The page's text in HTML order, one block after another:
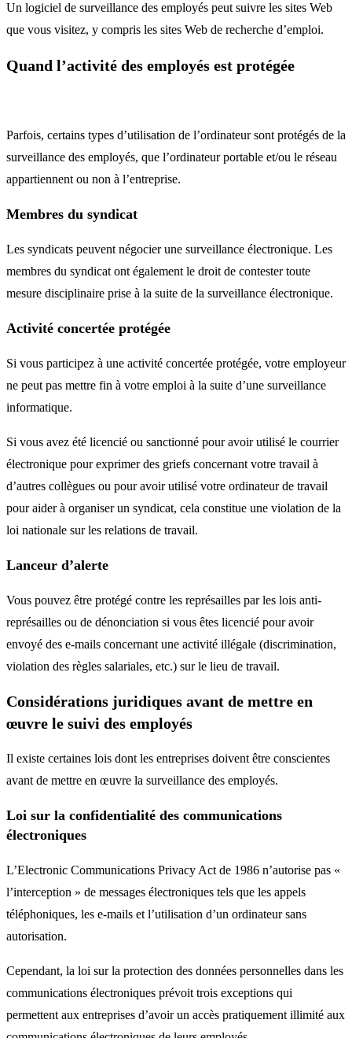
Un logiciel de surveillance des employés peut suivre les sites Web
que vous visitez, y compris les sites Web de recherche d’emploi.
Quand l’activité des employés est protégée
Parfois, certains types d’utilisation de l’ordinateur sont protégés de la
surveillance des employés, que l’ordinateur portable et/ou le réseau
appartiennent ou non à l’entreprise.
Membres du syndicat
Les syndicats peuvent négocier une surveillance électronique. Les
membres du syndicat ont également le droit de contester toute
mesure disciplinaire prise à la suite de la surveillance électronique.
Activité concertée protégée
Si vous participez à une activité concertée protégée, votre employeur
ne peut pas mettre fin à votre emploi à la suite d’une surveillance
informatique.
Si vous avez été licencié ou sanctionné pour avoir utilisé le courrier
électronique pour exprimer des griefs concernant votre travail à
d’autres collègues ou pour avoir utilisé votre ordinateur de travail
pour aider à organiser un syndicat, cela constitue une violation de la
loi nationale sur les relations de travail.
Lanceur d’alerte
Vous pouvez être protégé contre les représailles par les lois anti-
représailles ou de dénonciation si vous êtes licencié pour avoir
envoyé des e-mails concernant une activité illégale (discrimination,
violation des règles salariales, etc.) sur le lieu de travail.
Considérations juridiques avant de mettre en
œuvre le suivi des employés
Il existe certaines lois dont les entreprises doivent être conscientes
avant de mettre en œuvre la surveillance des employés.
Loi sur la confidentialité des communications
électroniques
L’Electronic Communications Privacy Act de 1986 n’autorise pas «
l’interception » de messages électroniques tels que les appels
téléphoniques, les e-mails et l’utilisation d’un ordinateur sans
autorisation.
Cependant, la loi sur la protection des données personnelles dans les
communications électroniques prévoit trois exceptions qui
permettent aux entreprises d’avoir un accès pratiquement illimité aux